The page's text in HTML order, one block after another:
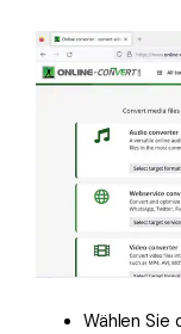
Wählen Sie